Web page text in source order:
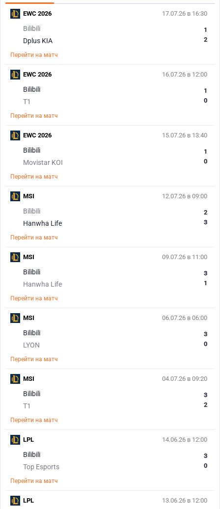
17.07.26 в 16:30
Bilibili
Dplus KIA
1
2
Перейти на матч
EWC 2026
16.07.26 в 12:00
Bilibili
T1
1
0
Перейти на матч
EWC 2026
15.07.26 в 13:40
Bilibili
Movistar KOI
1
0
Перейти на матч
EWC 2026
12.07.26 в 09:00
Bilibili
Hanwha Life
2
3
Перейти на матч
MSI
09.07.26 в 11:00
Bilibili
Hanwha Life
3
1
Перейти на матч
MSI
06.07.26 в 06:00
Bilibili
LYON
3
0
Перейти на матч
MSI
04.07.26 в 09:20
Bilibili
T1
3
2
Перейти на матч
MSI
14.06.26 в 12:00
Bilibili
Top Esports
3
0
Перейти на матч
LPL
13.06.26 в 12:00
LPL